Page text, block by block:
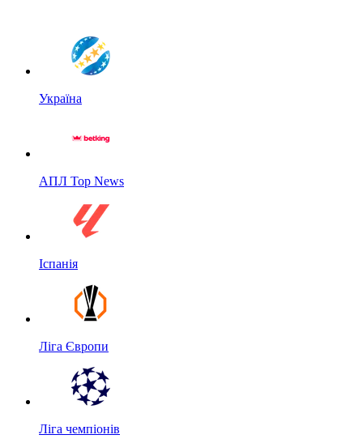
Україна
АПЛ Top News
Іспанія
Ліга Європи
Ліга чемпіонів